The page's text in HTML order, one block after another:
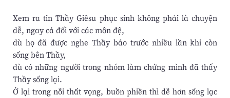
Xem ra tin Thầy Giêsu phục sinh không phải là chuyện
dễ, ngay cả đối với các môn đệ,
dù họ đã được nghe Thầy báo trước nhiều lần khi còn
sống bên Thầy,
dù có những người trong nhóm làm chứng mình đã thấy
Thầy sống lại.
Ở lại trong nỗi thất vọng, buồn phiền thì dễ hơn sống lạc